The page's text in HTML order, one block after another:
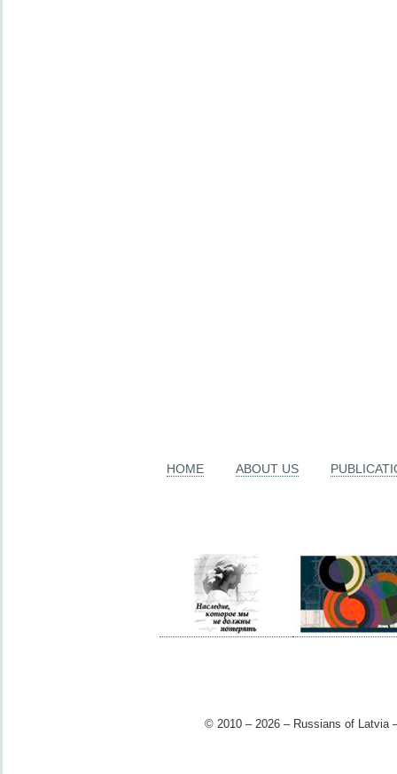
HOME ABOUT US
© 2010 – 2026 – Russians of Latvia